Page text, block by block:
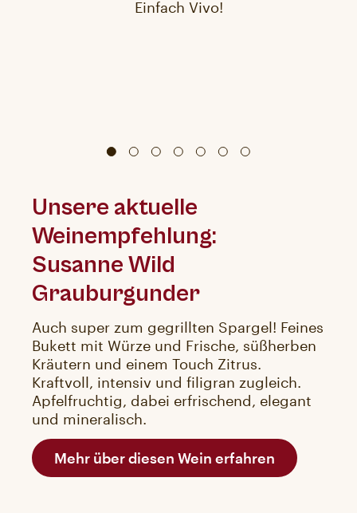
Einfach Vivo!
Unsere aktuelle
Weinempfehlung:
Susanne Wild
Grauburgunder
Auch super zum gegrillten Spargel! Feines
Bukett mit Würze und Frische, süßherben
Kräutern und einem Touch Zitrus.
Kraftvoll, intensiv und filigran zugleich.
Apfelfruchtig, dabei erfrischend, elegant
und mineralisch.
Mehr über diesen Wein erfahren